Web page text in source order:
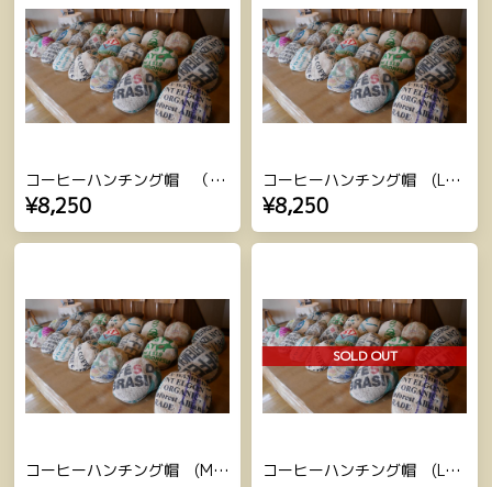
コーヒーハンチング帽 （M-1~10）
¥8,250
コーヒーハンチング帽 (L-29～L-36）
¥8,250
コーヒーハンチング帽 (M-11~18）
SOLD OUT
コーヒーハンチング帽 (L-19～L-28）